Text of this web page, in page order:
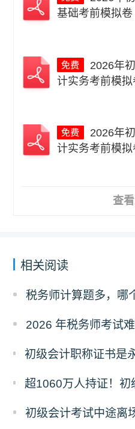
基础考前模拟
计实务考前模
计实务考前模
查
相关阅读
税务师计算题多，哪